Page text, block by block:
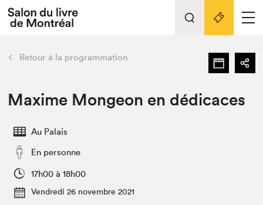
L'événement
Préparer sa visite au Salon
Actualités
SLM PRO
retour Nos activités
Préparer sa visite
Salon au Palais
Liens pratiques
Retour à la programmation
Maxime Mongeon en dédicaces
Au Palais
En personne
17h00 à 18h00
Vendredi 26 novembre 2021